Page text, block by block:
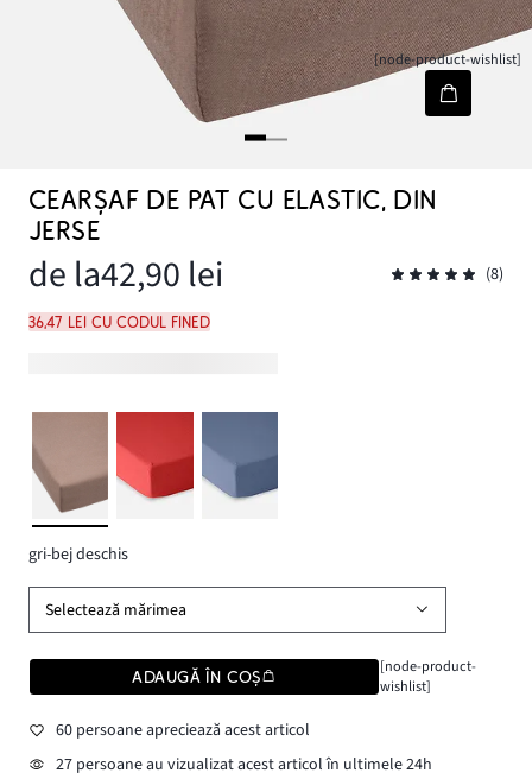
[node-product-wishlist]
CEARȘAF DE PAT CU ELASTIC, DIN
JERSE
de la42,90 lei (8)
36,47 lei cu codul FINED
gri-bej deschis
Selectează mărimea
ADAUGĂ ÎN COȘ
[node-product-
wishlist]
60 persoane apreciează acest articol
27 persoane au vizualizat acest articol în ultimele 24h